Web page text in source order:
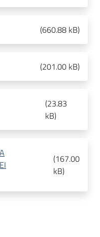
(660.88 kB)
(201.00 kB)
(23.83
kB)
(167.00
kB)